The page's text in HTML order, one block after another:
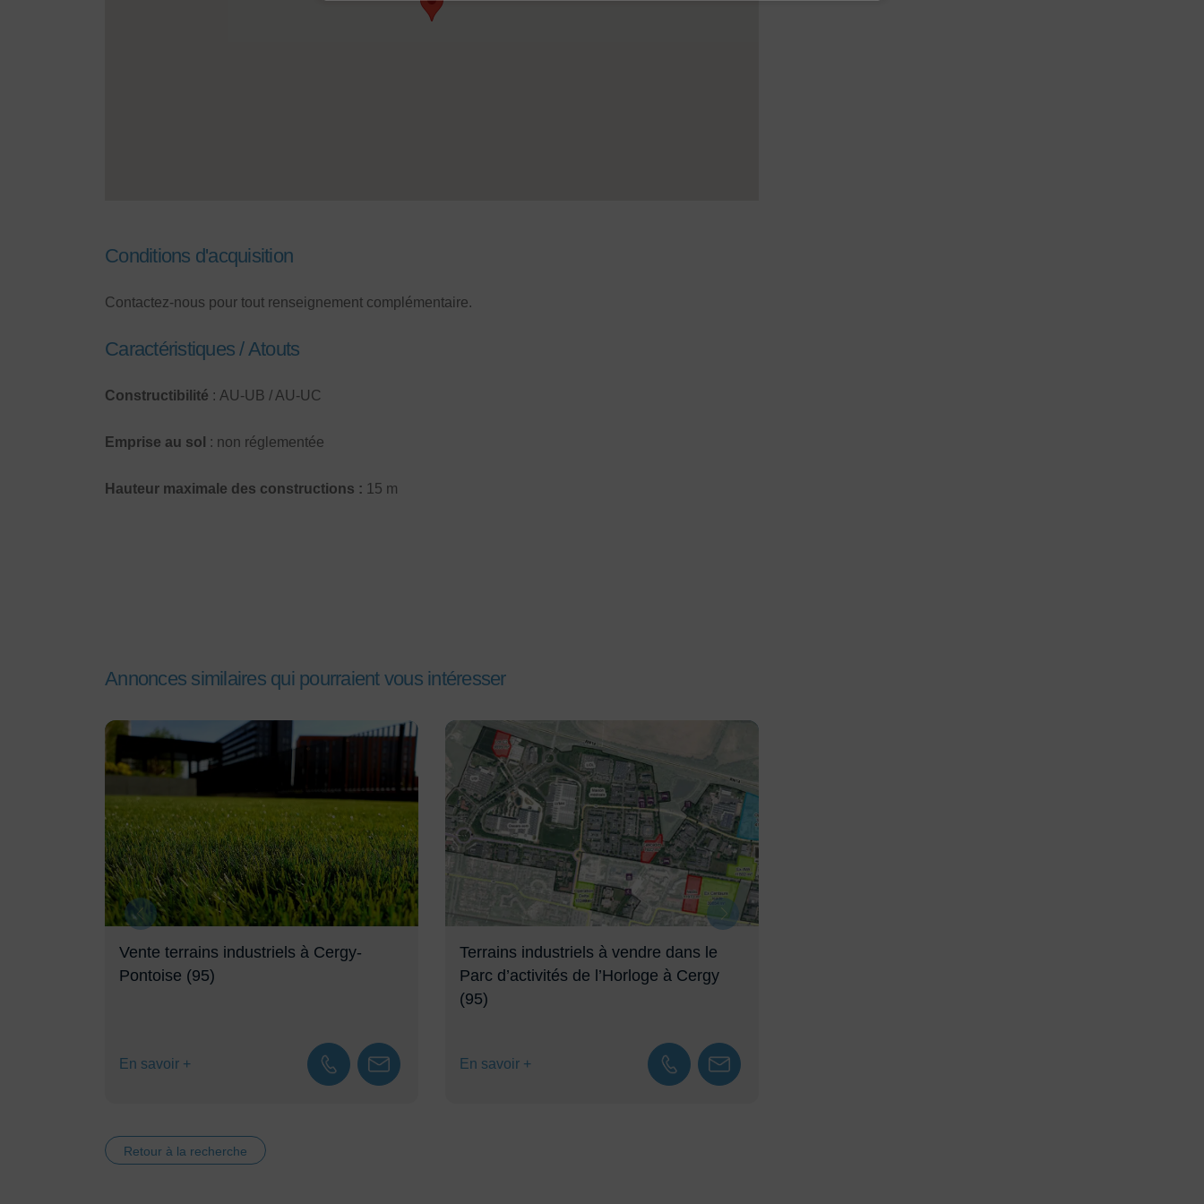
Conditions d'acquisition
Contactez-nous pour tout renseignement complémentaire.
Caractéristiques / Atouts
Constructibilité : AU-UB / AU-UC
Emprise au sol : non réglementée
Hauteur maximale des constructions : 15 m
Annonces similaires qui pourraient vous intéresser
Vente terrains industriels à Cergy-
Pontoise (95)
En savoir +
Terrains industriels à vendre dans le
Parc d’activités de l’Horloge à Cergy
(95)
En savoir +
Retour à la recherche